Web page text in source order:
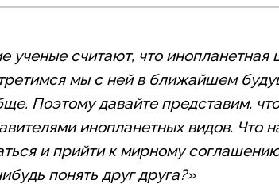
ученые считают, что инопланетная
мы с ней в ближайшем
Поэтому давайте представим,
инопланетных видов. Что
и прийти к мирному
понять друг друга?»